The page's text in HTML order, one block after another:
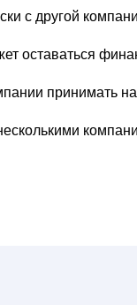
с другой
оставаться
принимать